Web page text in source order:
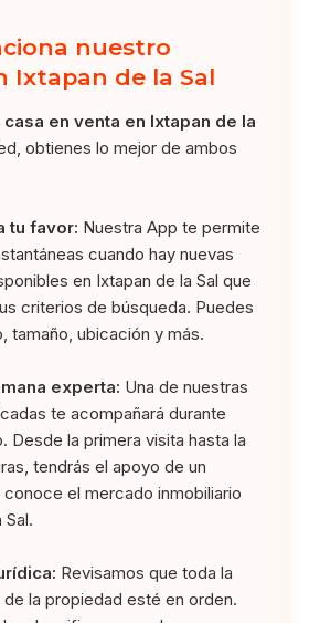
nuestro
Ixtapan de la Sal
casa en venta en Ixtapan de la
obtienes lo mejor de ambos
tu favor: Nuestra App te permite
cuando hay nuevas
en Ixtapan de la Sal que
criterios de búsqueda. Puedes
tamaño, ubicación y más.
experta: Una de nuestras
te acompañará durante
Desde la primera visita hasta la
tendrás el apoyo de un
el mercado inmobiliario
Revisamos que toda la
la propiedad esté en orden.